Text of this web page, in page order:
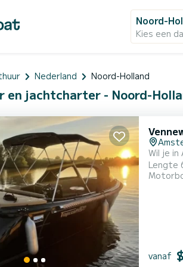
Noord-
Kies een
Nederland Noord-Holland
en jachtcharter - Noord-
Wil je
Lengte 6,1 en breedte 2,5 m.
zwemplateau/trede Vanaf €95,- per uur. Huur
vanaf